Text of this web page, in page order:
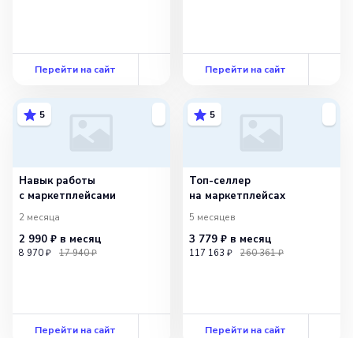
Перейти на сайт Перейти на сайт
5
Навык работы
с маркетплейсами
2 месяца
2 990 ₽ в месяц
8 970 ₽ 17 940 ₽
Перейти на сайт
5
Топ-селлер
на маркетплейсах
5 месяцев
3 779 ₽ в месяц
117 163 ₽ 260 361 ₽
Перейти на сайт